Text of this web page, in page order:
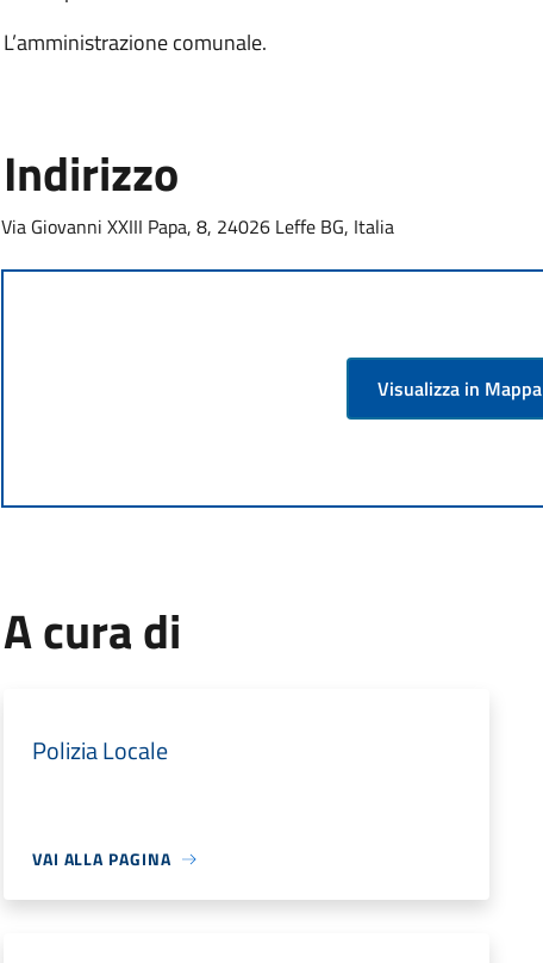
L’amministrazione comunale.
Indirizzo
Via Giovanni XXIII Papa, 8, 24026 Leffe BG, Italia
Visualizza in Mappa
A cura di
Polizia Locale
VAI ALLA PAGINA